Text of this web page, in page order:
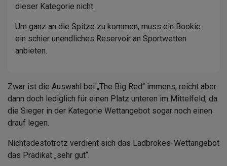
dieser Kategorie nicht.
Um ganz an die Spitze zu kommen, muss ein Bookie
ein schier unendliches Reservoir an Sportwetten
anbieten.
Zwar ist die Auswahl bei „The Big Red“ immens, reicht aber
dann doch lediglich für einen Platz unteren im Mittelfeld, da
die Sieger in der Kategorie Wettangebot sogar noch einen
drauf legen.
Nichtsdestotrotz verdient sich das Ladbrokes-Wettangebot
das Prädikat „sehr gut“.